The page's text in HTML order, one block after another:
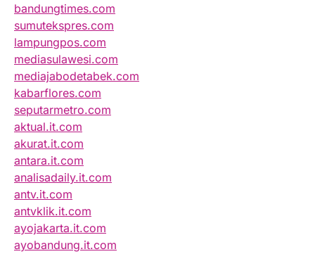
bandungtimes.com
sumutekspres.com
lampungpos.com
mediasulawesi.com
mediajabodetabek.com
kabarflores.com
seputarmetro.com
aktual.it.com
akurat.it.com
antara.it.com
analisadaily.it.com
antv.it.com
antvklik.it.com
ayojakarta.it.com
ayobandung.it.com